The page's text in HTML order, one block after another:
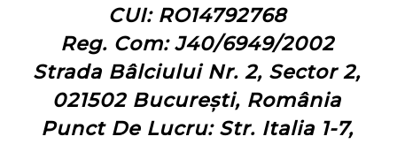
CUI: RO14792768
Reg. Com: J40/6949/2002
Strada Bâlciului Nr. 2, Sector 2,
021502 București, România
Punct De Lucru: Str. Italia 1-7,